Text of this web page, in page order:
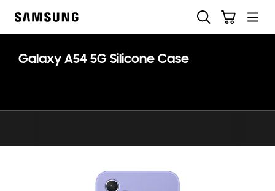
Galaxy A54 5G Silicone Case